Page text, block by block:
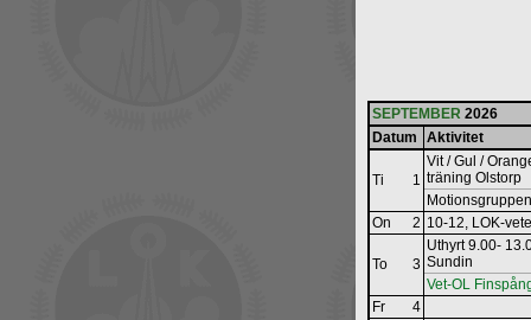
SEPTEMBER 2026
Datum
Aktivitet
Ti 1
Vit / Gul /
träning Olstorp
On
2 10-12,
To 3
Uthyrt 9.00-
Sundin
Vet-OL
Fr
4